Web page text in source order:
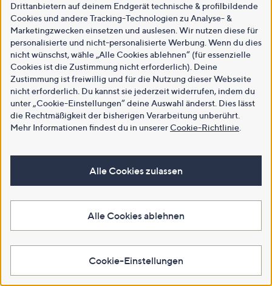
Drittanbietern auf deinem Endgerät technische & profilbildende
Cookies und andere Tracking-Technologien zu Analyse- &
Marketingzwecken einsetzen und auslesen. Wir nutzen diese für
personalisierte und nicht-personalisierte Werbung. Wenn du dies
nicht wünschst, wähle „Alle Cookies ablehnen“ (für essenzielle
Cookies ist die Zustimmung nicht erforderlich). Deine
Zustimmung ist freiwillig und für die Nutzung dieser Webseite
nicht erforderlich. Du kannst sie jederzeit widerrufen, indem du
unter „Cookie-Einstellungen“ deine Auswahl änderst. Dies lässt
die Rechtmäßigkeit der bisherigen Verarbeitung unberührt.
Mehr Informationen findest du in unsererCookie-Richtlinie
Alle Cookies zulassen
Alle Cookies ablehnen
Cookie-Einstellungen